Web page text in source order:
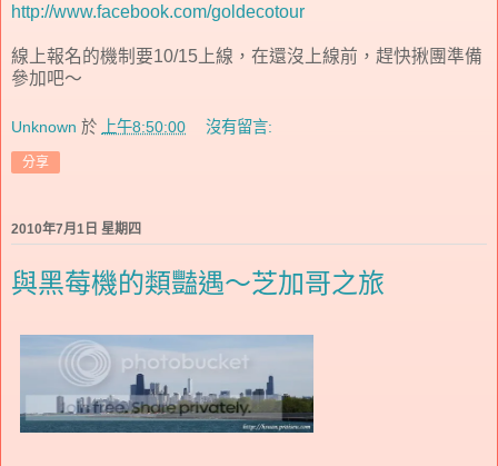
http://www.facebook.com/goldecotour
線上報名的機制要10/15上線，在還沒上線前，趕快揪團準備
參加吧～
Unknown 於 上午8:50:00 沒有留言:
分享
2010年7月1日 星期四
與黑莓機的類豔遇～芝加哥之旅